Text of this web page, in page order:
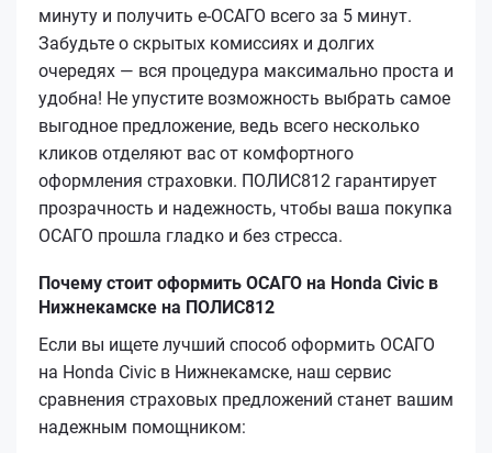
минуту и получить е-ОСАГО всего за 5 минут.
Забудьте о скрытых комиссиях и долгих
очередях — вся процедура максимально проста и
удобна! Не упустите возможность выбрать самое
выгодное предложение, ведь всего несколько
кликов отделяют вас от комфортного
оформления страховки. ПОЛИС812 гарантирует
прозрачность и надежность, чтобы ваша покупка
ОСАГО прошла гладко и без стресса.
Почему стоит оформить ОСАГО на Honda Civic в
Нижнекамске на ПОЛИС812
Если вы ищете лучший способ оформить ОСАГО
на Honda Civic в Нижнекамске, наш сервис
сравнения страховых предложений станет вашим
надежным помощником: